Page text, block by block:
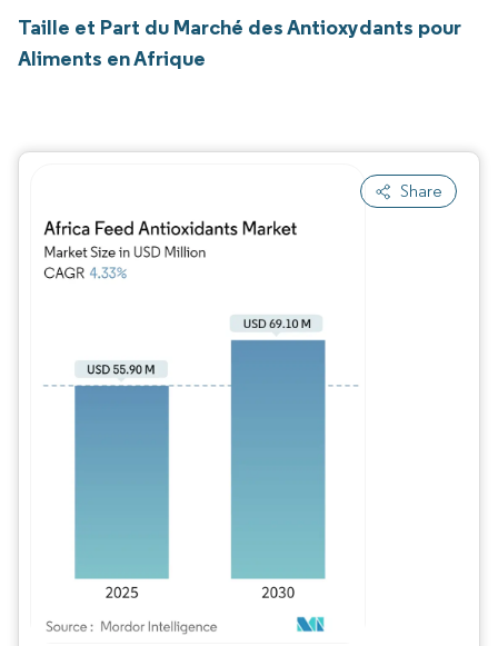
Taille et Part du Marché des Antioxydants pour
Aliments en Afrique
Share